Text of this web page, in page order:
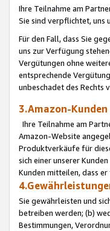
Ihre Teilnahme am
Sie sind verpflichtet, uns
Für den Fall, dass Sie
uns zur Verfügung
Vergütungen ohne
entsprechende
unbeschadet des Rechts
3.Amazon-Kunden
Ihre Teilnahme am
Amazon-Website
Produktverkäufe für
sich einer unserer
Kunden mitteilen, dass
Sie gewährleisten und
betreiben werden; (b)
Bestimmungen,